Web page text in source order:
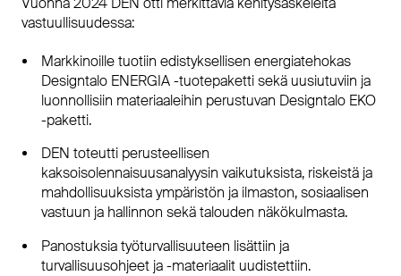
Vuonna 2024 DEN otti merkittäviä kehitysaskeleita
vastuullisuudessa:
Markkinoille tuotiin edistyksellisen energiatehokas
Designtalo ENERGIA -tuotepaketti sekä uusiutuviin ja
luonnollisiin materiaaleihin perustuvan Designtalo EKO
-paketti.
DEN toteutti perusteellisen
kaksoisolennaisuusanalyysin vaikutuksista, riskeistä ja
mahdollisuuksista ympäristön ja ilmaston, sosiaalisen
vastuun ja hallinnon sekä talouden näkökulmasta.
Panostuksia työturvallisuuteen lisättiin ja
turvallisuusohjeet ja -materiaalit uudistettiin.